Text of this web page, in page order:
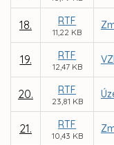
18. RTF
11,22 KB
19. RTF
12,47 KB
20. RTF
23,81 KB
21. RTF
10,43 KB